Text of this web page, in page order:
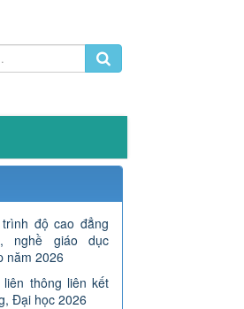
độ cao đẳng
nghề giáo dục
năm 2026
thông liên kết
Đại học 2026